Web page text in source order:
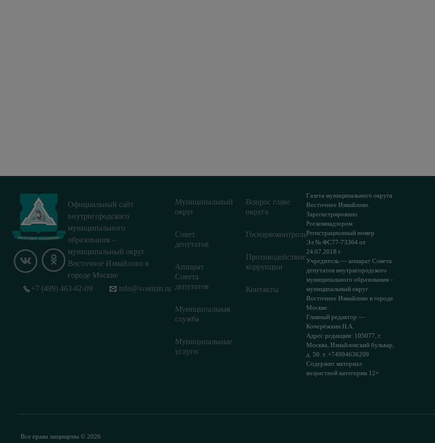
Официальный сайт
внутригородского
муниципального
образования –
муниципальный округ
Восточное Измайлово в
городе Москве
Муниципальный
округ
Совет
депутатов
Аппарат
Совета
депутатов
Муниципальная
служба
Муниципальные
услуги
Вопрос главе
округа
Госнаркоконтроль
Противодействие
коррупции
Контакты
Газета муниципального округа
Восточное Измайлово.
Зарегистрировано
Роскомнадзором.
Регистрационный номер
Эл № ФС77-73364 от
24.07.2018 г.
Учредитель — аппарат Совета
депутатов внутригородского
муниципального образования –
муниципальный округ
Восточное Измайлово в городе
Москве.
Главный редактор —
Кочерёжкин Н.А.
Адрес редакции: 105077, г.
Москва, Измайловский бульвар,
д. 50. т. +74994636209
Содержит материал
возрастной категории 12+
+7 (499) 463-62-09 info@vostizm.ru
Все права защищены © 2026